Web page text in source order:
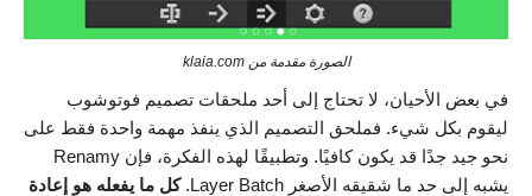
الصورة مقدمة من klaia.com
في بعض الأحيان، لا تحتاج إلى أحد ملحقات تصميم فوتوشوب
ليقوم بكل شيء. فملحق التصميم الذي ينفذ مهمة واحدة فقط على
نحو جيد جدًا قد يكون كافيًا. وتطبيقًا لهذه الفكرة، فإن Renamy
يشبه إلى حد ما شقيقه الأصغر Layer Batch.
كل ما يفعله هو إعادة